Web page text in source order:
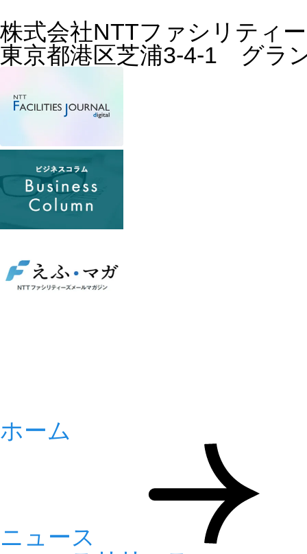
株式会社NTTファシリティ
東京都港区芝浦3-4-1 グラ
ホーム
ニュース